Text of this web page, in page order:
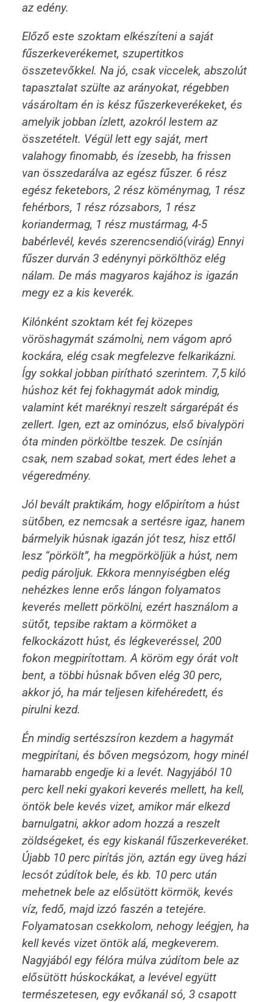
az edény.
Előző este szoktam elkészíteni a saját
fűszerkeverékemet, szupertitkos
összetevőkkel. Na jó, csak viccelek, abszolút
tapasztalat szülte az arányokat, régebben
vásároltam én is kész fűszerkeverékeket, és
amelyik jobban ízlett, azokról lestem az
összetételt. Végül lett egy saját, mert
valahogy finomabb, és ízesebb, ha frissen
van összedarálva az egész fűszer. 6 rész
egész feketebors, 2 rész köménymag, 1 rész
fehérbors, 1 rész rózsabors, 1 rész
koriandermag, 1 rész mustármag, 4-5
babérlevél, kevés szerencsendió(virág) Ennyi
fűszer durván 3 edénynyi pörkölthöz elég
nálam. De más magyaros kajához is igazán
megy ez a kis keverék.
Kilónként szoktam két fej közepes
vöröshagymát számolni, nem vágom apró
kockára, elég csak megfelezve felkarikázni.
Így sokkal jobban pirítható szerintem. 7,5 kiló
húshoz két fej fokhagymát adok mindig,
valamint két maréknyi reszelt sárgarépát és
zellert. Igen, ezt az ominózus, első bivalypöri
óta minden pörköltbe teszek. De csínján
csak, nem szabad sokat, mert édes lehet a
végeredmény.
Jól bevált praktikám, hogy előpirítom a húst
sütőben, ez nemcsak a sertésre igaz, hanem
bármelyik húsnak igazán jót tesz, hisz ettől
lesz “pörkölt”, ha megpörköljük a húst, nem
pedig pároljuk. Ekkora mennyiségben elég
nehézkes lenne erős lángon folyamatos
keverés mellett pörkölni, ezért használom a
sütőt, tepsibe raktam a körmöket a
felkockázott húst, és légkeveréssel, 200
fokon megpirítottam. A köröm egy órát volt
bent, a többi húsnak bőven elég 30 perc,
akkor jó, ha már teljesen kifehéredett, és
pirulni kezd.
Én mindig sertészsíron kezdem a hagymát
megpirítani, és bőven megsózom, hogy minél
hamarabb engedje ki a levét. Nagyjából 10
perc kell neki gyakori keverés mellett, ha kell,
öntök bele kevés vizet, amikor már elkezd
barnulgatni, akkor adom hozzá a reszelt
zöldségeket, és egy kiskanál fűszerkeveréket.
Újabb 10 perc pirítás jön, aztán egy üveg házi
lecsót zúdítok bele, és kb. 10 perc után
mehetnek bele az elősütött körmök, kevés
víz, fedő, majd izzó faszén a tetejére.
Folyamatosan csekkolom, nehogy leégjen, ha
kell kevés vizet öntök alá, megkeverem.
Nagyjából egy félóra múlva zúdítom bele az
elősütött húskockákat, a levével együtt
természetesen, egy evőkanál só, 3 csapott